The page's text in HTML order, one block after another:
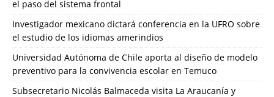
el paso del sistema frontal
Investigador mexicano dictará conferencia en la UFRO sobre
el estudio de los idiomas amerindios
Universidad Autónoma de Chile aporta al diseño de modelo
preventivo para la convivencia escolar en Temuco
Subsecretario Nicolás Balmaceda visita La Araucanía y